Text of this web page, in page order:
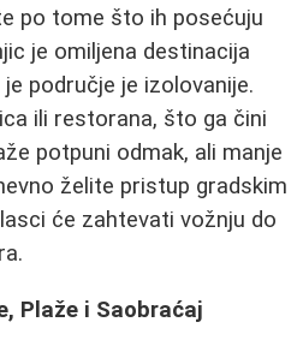
po tome što ih posećuju
je omiljena destinacija
područje je izolovanije.
ili restorana, što ga čini
potpuni odmak, ali manje
želite pristup gradskim
će zahtevati vožnju do
Plaže i Saobraćaj